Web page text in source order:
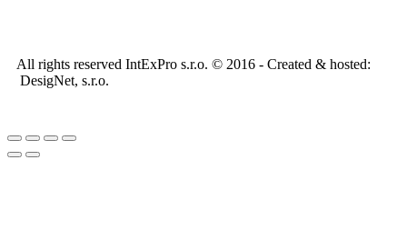
All rights reserved IntExPro s.r.o. © 2016 - Created & hosted:
DesigNet, s.r.o.